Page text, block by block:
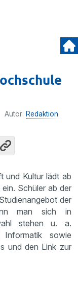
Autor: Redaktion
und Kultur lädt ab
Schüler ab der
der
man sich in
stehen u. a.
sowie
und den Link zur